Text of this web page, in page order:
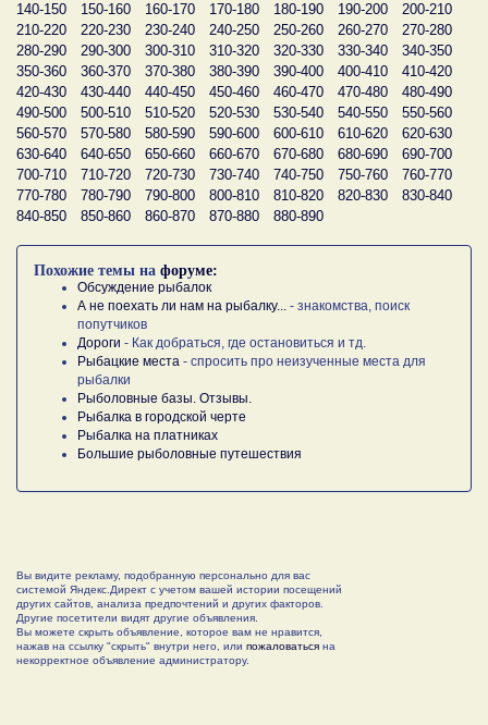
140-150
150-160 160-170 170-180 180-190 190-200
200-210
210-220
220-230 230-240 240-250 250-260 260-270
270-280
280-290
290-300 300-310 310-320 320-330 330-340
340-350
350-360
360-370 370-380 380-390 390-400 400-410
410-420
420-430
430-440 440-450 450-460 460-470 470-480
480-490
490-500
500-510 510-520 520-530 530-540 540-550
550-560
560-570
570-580 580-590 590-600 600-610 610-620
620-630
630-640
640-650 650-660 660-670 670-680 680-690
690-700
700-710
710-720 720-730 730-740 740-750 750-760
760-770
770-780
780-790 790-800 800-810 810-820 820-830
830-840
840-850
850-860 860-870 870-880 880-890
Похожие темы на форуме:
Обсуждение рыбалок
А не поехать ли нам на рыбалку... - знакомства, поиск
попутчиков
Дороги - Как добраться, где остановиться и тд.
Рыбацкие места - спросить про неизученные места для
рыбалки
Рыболовные базы. Отзывы.
Рыбалка в городской черте
Рыбалка на платниках
Большие рыболовные путешествия
Вы видите рекламу, подобранную персонально для вас
системой Яндекс.Директ с учетом вашей истории посещений
других сайтов, анализа предпочтений и других факторов.
Другие посетители видят другие объявления.
Вы можете скрыть объявление, которое вам не нравится,
нажав на ссылку "скрыть" внутри него, или пожаловаться на
некорректное объявление администратору.